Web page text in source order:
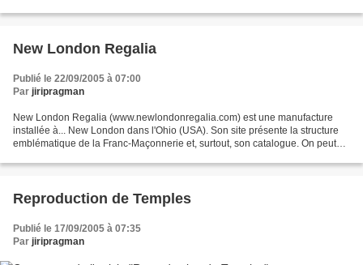
New London Regalia
Publié le 22/09/2005 à 07:00
Par jiripragman
New London Regalia (www.newlondonregalia.com) est une manufacture
installée à... New London dans l'Ohio (USA). Son site présente la structure
emblématique de la Franc-Maçonnerie et, surtout, son catalogue. On peut
Reproduction de Temples
Publié le 17/09/2005 à 07:35
Par jiripragman